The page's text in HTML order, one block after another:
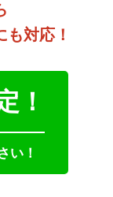
対応！
！
い！